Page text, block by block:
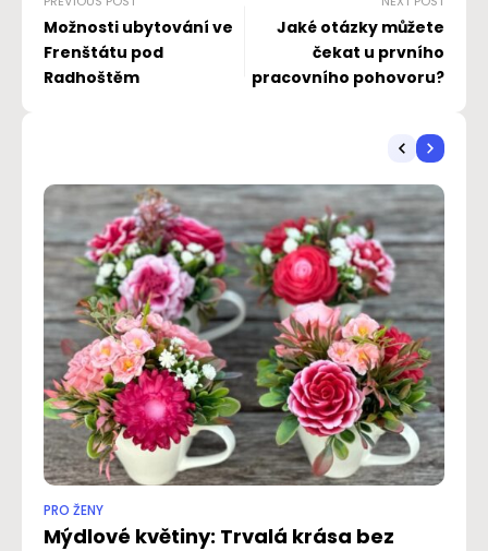
Možnosti ubytování ve
Frenštátu pod
Radhoštěm
Jaké otázky můžete
čekat u prvního
pracovního pohovoru?
PRO ŽENY
Mýdlové květiny: Trvalá krása bez